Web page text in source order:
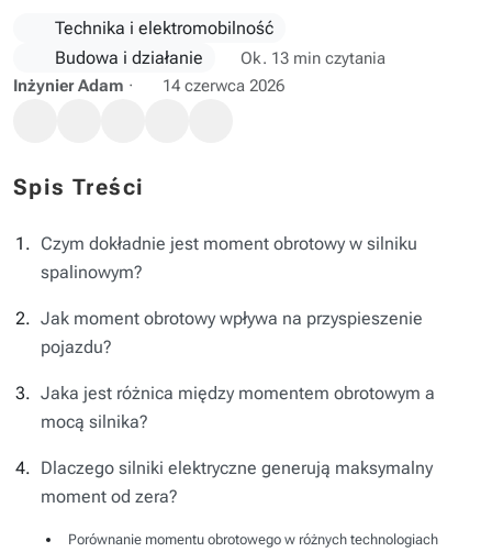
Technika i elektromobilność
Budowa i działanie
Ok. 13 min czytania
Inżynier Adam · 14 czerwca 2026
Spis Treści
Czym dokładnie jest moment obrotowy w silniku
spalinowym?
Jak moment obrotowy wpływa na przyspieszenie
pojazdu?
Jaka jest różnica między momentem obrotowym a
mocą silnika?
Dlaczego silniki elektryczne generują maksymalny
moment od zera?
Porównanie momentu obrotowego w różnych technologiach